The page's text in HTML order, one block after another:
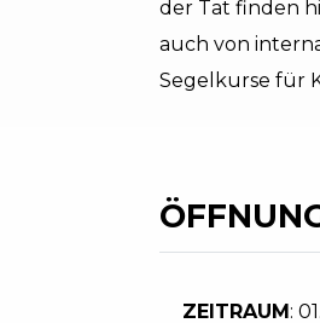
der Tat finden
auch von
Segelkurse für
ZEITRAUM :